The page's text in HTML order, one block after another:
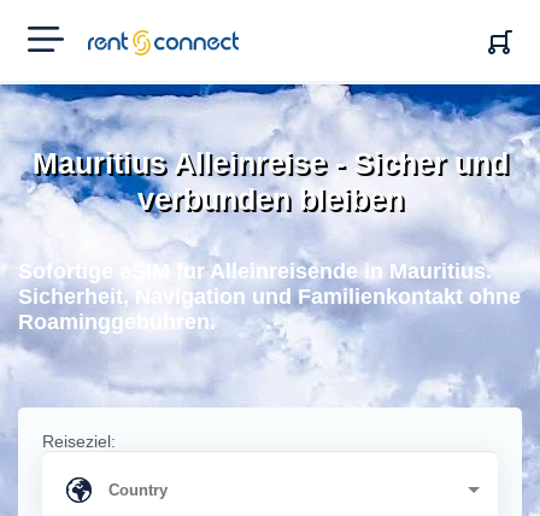
RENT'N
CONNECT
Mauritius Alleinreise - Sicher und
verbunden bleiben
Sofortige eSIM fur Alleinreisende in Mauritius.
Sicherheit, Navigation und Familienkontakt ohne
Roaminggebuhren.
Reiseziel: